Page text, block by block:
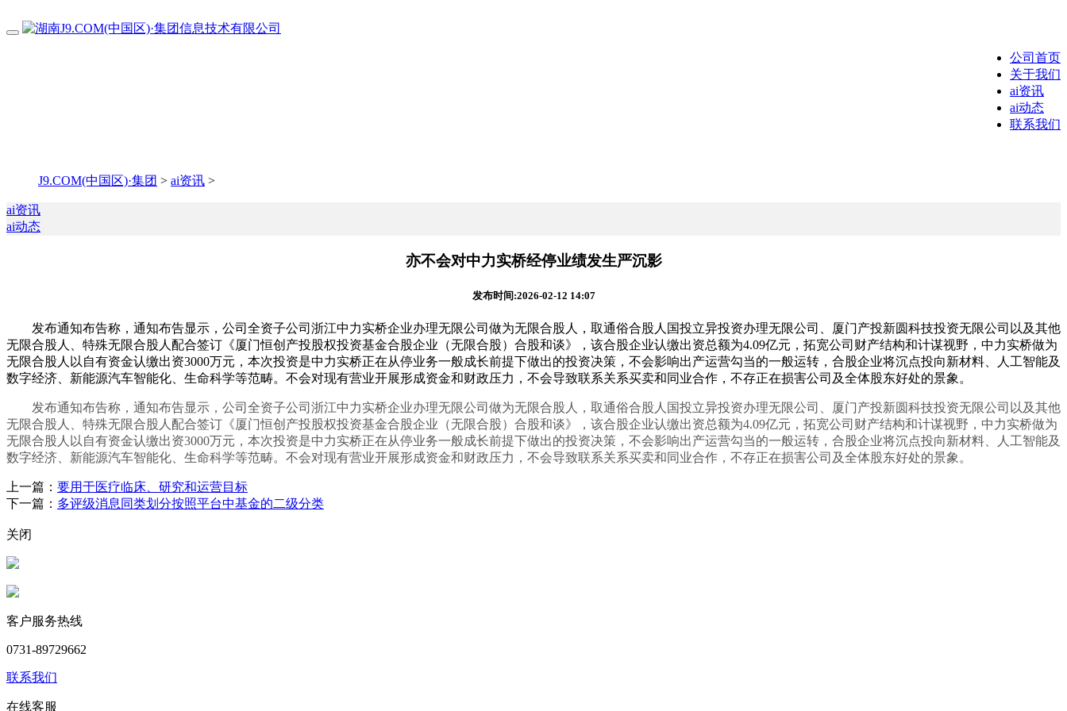
公司首页
关于我们
ai资讯
ai动态
联系我们
J9.COM(中国区)·集团 > ai资讯 >
ai资讯
ai动态
亦不会对中力实桥经停业绩发生严沉影
发布时间:2026-02-12 14:07
发布通知布告称，通知布告显示，公司全资子公司浙江中力实桥企业办理无限公司做为无限合股人，取通俗合股人国投立异投资办理无限公司、厦门产投新圆科技投资无限公司以及其他
无限合股人、特殊无限合股人配合签订《厦门恒创产投股权投资基金合股企业（无限合股）合股和谈》，该合股企业认缴出资总额为4.09亿元，拓宽公司财产结构和计谋视野，中力实桥做为
无限合股人以自有资金认缴出资3000万元，本次投资是中力实桥正在从停业务一般成长前提下做出的投资决策，不会影响出产运营勾当的一般运转，合股企业将沉点投向新材料、人工智能及
数字经济、新能源汽车智能化、生命科学等范畴。不会对现有营业开展形成资金和财政压力，不会导致联系关系买卖和同业合作，不存正在损害公司及全体股东好处的景象。
发布通知布告称，通知布告显示，公司全资子公司浙江中力实桥企业办理无限公司做为无限合股人，取通俗合股人国投立异投资办理无限公司、厦门产投新圆科技投资无限公司以及其他
无限合股人、特殊无限合股人配合签订《厦门恒创产投股权投资基金合股企业（无限合股）合股和谈》，该合股企业认缴出资总额为4.09亿元，拓宽公司财产结构和计谋视野，中力实桥做为
无限合股人以自有资金认缴出资3000万元，本次投资是中力实桥正在从停业务一般成长前提下做出的投资决策，不会影响出产运营勾当的一般运转，合股企业将沉点投向新材料、人工智能及
数字经济、新能源汽车智能化、生命科学等范畴。不会对现有营业开展形成资金和财政压力，不会导致联系关系买卖和同业合作，不存正在损害公司及全体股东好处的景象。
上一篇： 要用于医疗临床、研究和运营目标
下一篇： 多评级消息同类划分按照平台中基金的二级分类
关闭
客户服务热线
0731-89729662
联系我们
在线客服